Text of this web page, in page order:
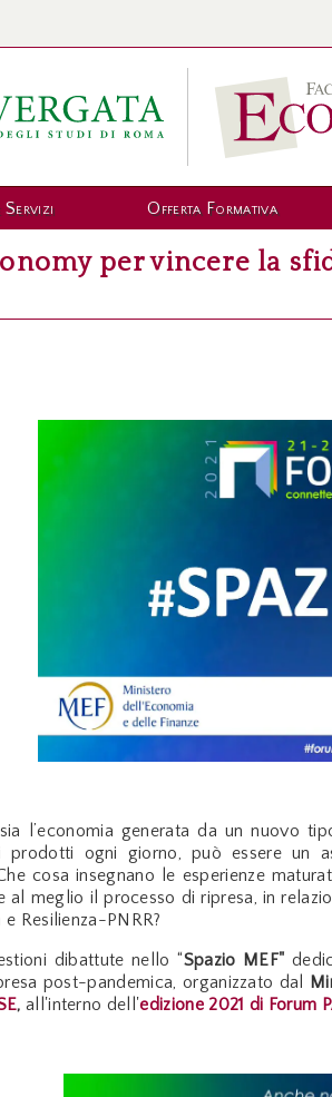
Offerta Formativa
per vincere la
l’economia generata da un nuovo
prodotti ogni giorno, può essere un
cosa insegnano le esperienze
meglio il processo di ripresa, in
Resilienza-PNRR?
dibattute nello “Spazio MEF"
post-pandemica, organizzato dal
, all'interno dell'edizione 2021 di Forum